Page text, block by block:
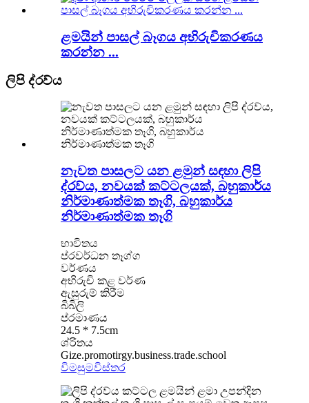
ළමයින් පාසල් බෑගය අභිරුචිකරණය
කරන්න ...
ලිපි ද්රව්ය
නැවත පාසලට යන ළමුන් සඳහා ලිපි
ද්රව්ය, නවයක් කට්ටලයක්, බහුකාර්ය
නිර්මාණාත්මක තෑගි, බහුකාර්ය
නිර්මාණාත්මක තෑගි
භාවිතය
ප්රවර්ධන තෑග්ග
වර්ණය
අභිරුචි කළ වර්ණ
ඇසුරුම් කිරීම
බිබිලි
ප්රමාණය
24.5 * 7.5cm
ශ්රිතය
Gize.promotirgy.business.trade.school
විමසුමවිස්තර